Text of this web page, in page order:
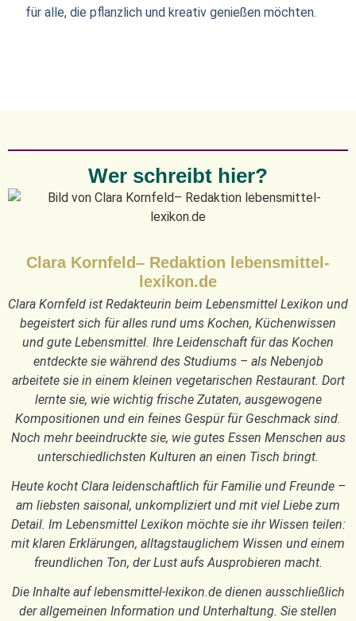
für alle, die pflanzlich und kreativ genießen möchten.
Wer schreibt hier?
Clara Kornfeld– Redaktion lebensmittel-
lexikon.de
Clara Kornfeld ist Redakteurin beim Lebensmittel Lexikon und
begeistert sich für alles rund ums Kochen, Küchenwissen
und gute Lebensmittel. Ihre Leidenschaft für das Kochen
entdeckte sie während des Studiums – als Nebenjob
arbeitete sie in einem kleinen vegetarischen Restaurant. Dort
lernte sie, wie wichtig frische Zutaten, ausgewogene
Kompositionen und ein feines Gespür für Geschmack sind.
Noch mehr beeindruckte sie, wie gutes Essen Menschen aus
unterschiedlichsten Kulturen an einen Tisch bringt.
Heute kocht Clara leidenschaftlich für Familie und Freunde –
am liebsten saisonal, unkompliziert und mit viel Liebe zum
Detail. Im Lebensmittel Lexikon möchte sie ihr Wissen teilen:
mit klaren Erklärungen, alltagstauglichem Wissen und einem
freundlichen Ton, der Lust aufs Ausprobieren macht.
Die Inhalte auf lebensmittel-lexikon.de dienen ausschließlich
der allgemeinen Information und Unterhaltung. Sie stellen